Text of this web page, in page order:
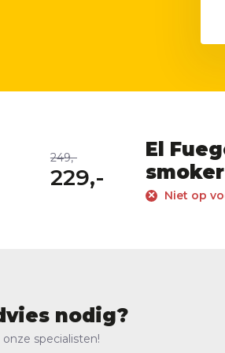
249,-
229,-
El
smoker
Niet op
nodig?
specialisten!